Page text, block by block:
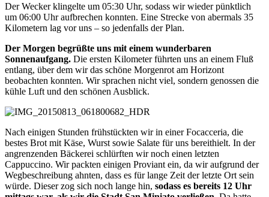
Der Wecker klingelte um 05:30 Uhr, sodass wir wieder pünktlich
um 06:00 Uhr aufbrechen konnten. Eine Strecke von abermals 35
Kilometern lag vor uns – so jedenfalls der Plan.
Der Morgen begrüßte uns mit einem wunderbaren
Sonnenaufgang. Die ersten Kilometer führten uns an einem Fluß
entlang, über dem wir das schöne Morgenrot am Horizont
beobachten konnten. Wir sprachen nicht viel, sondern genossen die
kühle Luft und den schönen Ausblick.
Nach einigen Stunden frühstückten wir in einer Focacceria, die
bestes Brot mit Käse, Wurst sowie Salate für uns bereithielt. In der
angrenzenden Bäckerei schlürften wir noch einen letzten
Cappuccino. Wir packten einigen Proviant ein, da wir aufgrund der
Wegbeschreibung ahnten, dass es für lange Zeit der letzte Ort sein
würde. Dieser zog sich noch lange hin, sodass es bereits 12 Uhr